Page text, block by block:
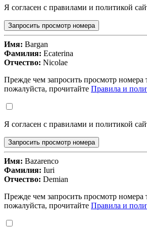
Я согласен с правилами и политикой
Запросить просмотр номера
Имя: Bargan
Фамилия: Ecaterina
Отчество: Nicolae
Прежде чем запросить просмотр номера
пожалуйста, прочитайте Правила и
Я согласен с правилами и политикой
Запросить просмотр номера
Имя: Bazarenco
Фамилия: Iuri
Отчество: Demian
Прежде чем запросить просмотр номера
пожалуйста, прочитайте Правила и